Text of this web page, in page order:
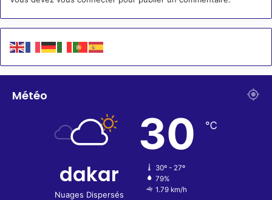
Météo
dakar
Nuages Dispersés
30 ℃
30º - 27º
79%
1.79 km/h